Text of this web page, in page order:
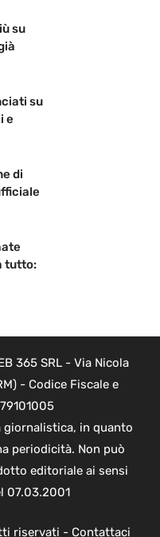
su
su
e
di
tutto:
365 SRL - Via Nicola
- Codice Fiscale e
giornalistica, in quanto
periodicità. Non può
editoriale ai sensi
07.03.2001
riservati - Contattaci